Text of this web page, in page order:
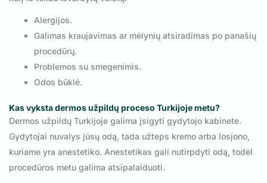
Alergijos.
Galimas kraujavimas ar mėlynių atsiradimas po panašių
procedūrų.
Problemos su smegenimis.
Odos būklė.
Kas vyksta dermos užpildų proceso Turkijoje metu?
Dermos užpildų Turkijoje galima įsigyti gydytojo kabinete.
Gydytojai nuvalys jūsų odą, tada užteps kremo arba losjono,
kuriame yra anestetiko. Anestetikas gali nutirpdyti odą, todėl
procedūros metu galima atsipalaiduoti.